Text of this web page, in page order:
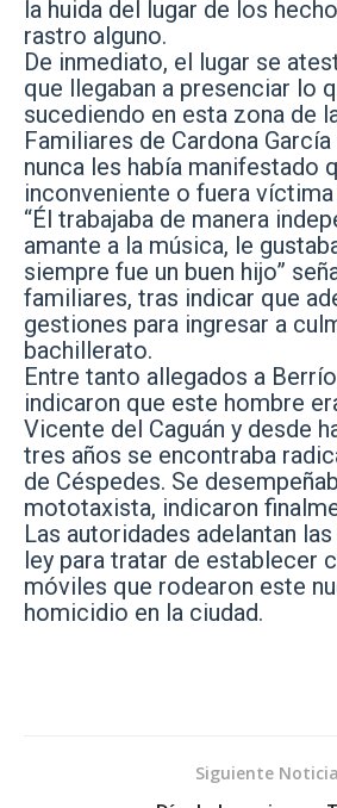
la huida del lugar de los
rastro alguno.
De inmediato, el lugar se
que llegaban a presenciar lo
sucediendo en esta zona de
Familiares de Cardona
nunca les había manifestado
inconveniente o fuera víctima
“Él trabajaba de manera
amante a la música, le
siempre fue un buen hijo”
familiares, tras indicar que
gestiones para ingresar a
bachillerato.
Entre tanto allegados a
indicaron que este hombre
Vicente del Caguán y desde
tres años se encontraba
de Céspedes. Se
mototaxista, indicaron
Las autoridades adelantan
ley para tratar de establecer
móviles que rodearon este
homicidio en la ciudad.
Siguiente Noticia